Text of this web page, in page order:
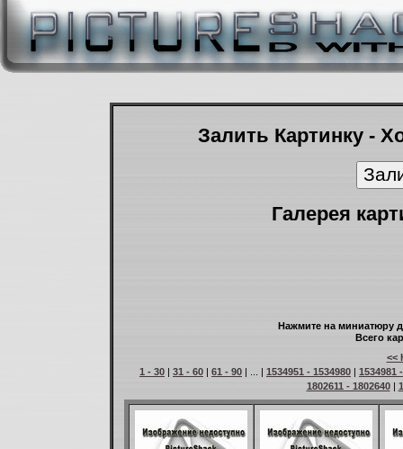
Залить Картинку -
Галерея
Нажмите на миниатюру
Всего
<<
1 - 30 | 31 - 60 | 61 - 90 | ... | 1534951 - 1534980 | 1534981
1802611 - 1802640|